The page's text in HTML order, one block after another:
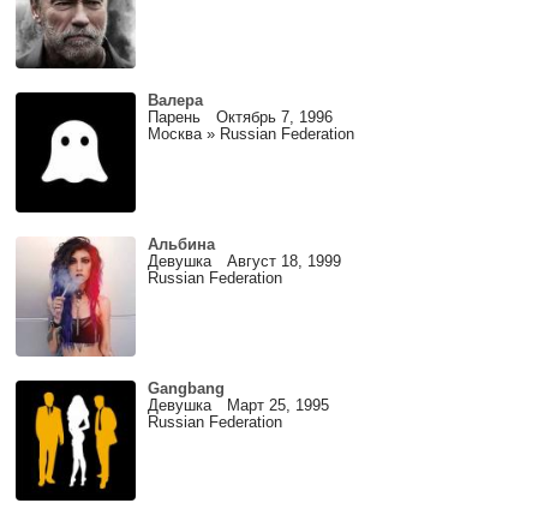
Валера
Парень Октябрь 7, 1996
Москва » Russian Federation
Альбина
Девушка Август 18, 1999
Russian Federation
Gangbang
Девушка Март 25, 1995
Russian Federation